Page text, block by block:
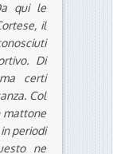
qui le
il
Di
certi
Col
mattone
periodi
ne